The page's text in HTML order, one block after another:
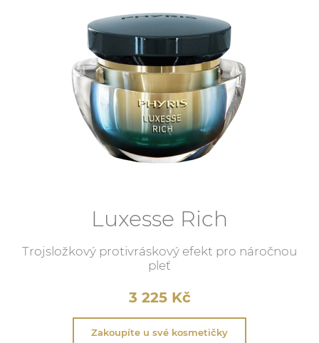
Luxesse Rich
Trojsložkový protivráskový efekt pro náročnou
pleť
3 225 Kč
Zakoupíte u své kosmetičky